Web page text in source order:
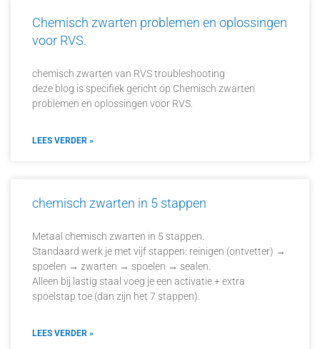
Chemisch zwarten problemen en oplossingen
voor RVS.
chemisch zwarten van RVS troubleshooting
deze blog is specifiek gericht op Chemisch zwarten
problemen en oplossingen voor RVS.
LEES VERDER »
chemisch zwarten in 5 stappen
Metaal chemisch zwarten in 5 stappen.
Standaard werk je met vijf stappen: reinigen (ontvetter) →
spoelen → zwarten → spoelen → sealen.
Alleen bij lastig staal voeg je een activatie + extra
spoelstap toe (dan zijn het 7 stappen).
LEES VERDER »